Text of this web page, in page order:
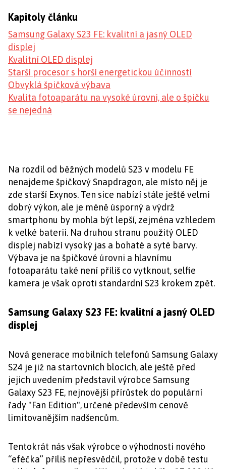
Kapitoly článku
Samsung Galaxy S23 FE: kvalitní a jasný OLED
displej
Kvalitní OLED displej
Starší procesor s horší energetickou účinností
Obvyklá špičková výbava
Kvalita fotoaparátu na vysoké úrovni, ale o špičku
se nejedná
Na rozdíl od běžných modelů S23 v modelu FE
nenajdeme špičkový Snapdragon, ale místo něj je
zde starší Exynos. Ten sice nabízí stále ještě velmi
dobrý výkon, ale je méně úsporný a výdrž
smartphonu by mohla být lepší, zejména vzhledem
k velké baterii. Na druhou stranu použitý OLED
displej nabízí vysoký jas a bohaté a syté barvy.
Výbava je na špičkové úrovni a hlavnímu
fotoaparátu také není příliš co vytknout, selfie
kamera je však oproti standardní S23 krokem zpět.
Samsung Galaxy S23 FE: kvalitní a jasný OLED
displej
Nová generace mobilních telefonů Samsung Galaxy
S24 je již na startovních blocích, ale ještě před
jejich uvedením představil výrobce Samsung
Galaxy S23 FE, nejnovější přírůstek do populární
řady "Fan Edition", určené především cenově
limitovanějším nadšencům.
Tentokrát nás však výrobce o výhodnosti nového
“eféčka” příliš nepřesvědčil, protože v době testu